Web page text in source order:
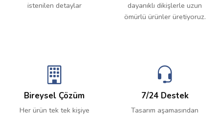
istenilen detaylar
dayanıklı dikişlerle uzun
ömürlü ürünler üretiyoruz.
Bireysel Çözüm
Her ürün tek tek kişiye
7/24 Destek
Tasarım aşamasından